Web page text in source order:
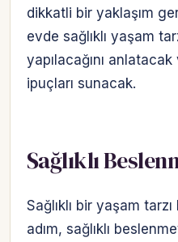
dikkatli bir yaklaşım
evde sağlıklı yaşam
yapılacağını
ipuçları sunacak.
Sağlıklı
Sağlıklı bir yaşam
adım, sağlıklı